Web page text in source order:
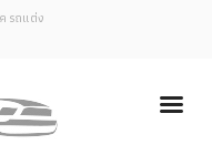
อน
ารเมื่อมีการอัพเดต
รถแต่ง
รถใหม่